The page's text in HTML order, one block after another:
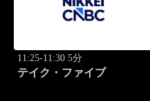
11:25-11:30 5分
テイク・ファイブ